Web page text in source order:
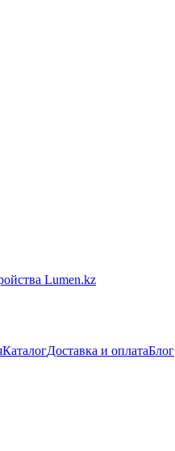
КаталогДоставка и оплатаБлог